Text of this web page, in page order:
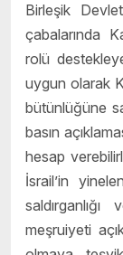
Birleşik
çabalarında
rolü
uygun olarak
bütünlüğüne
basın
hesap
İsrail’in
meşruiyeti